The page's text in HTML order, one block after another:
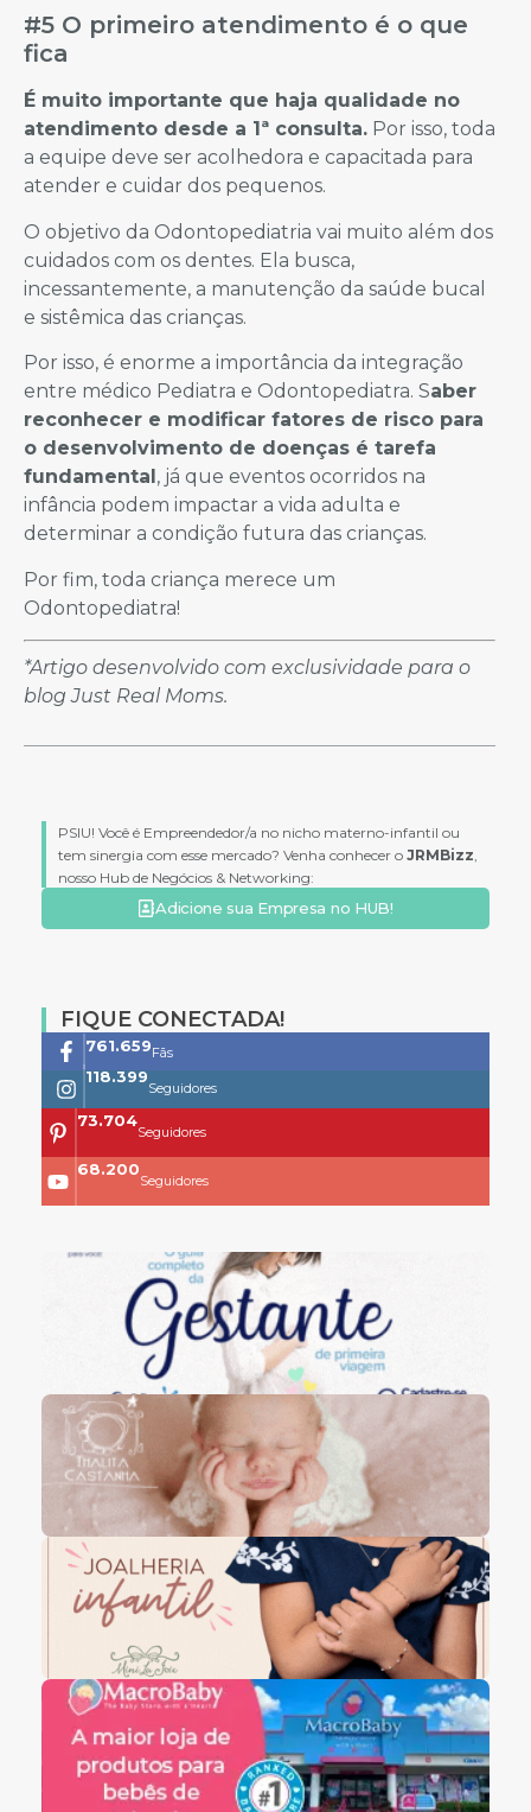
#5 O primeiro atendimento é o que
fica
É muito importante que haja qualidade no
atendimento desde a 1ª consulta. Por isso, toda
a equipe deve ser acolhedora e capacitada para
atender e cuidar dos pequenos.
O objetivo da Odontopediatria vai muito além dos
cuidados com os dentes. Ela busca,
incessantemente, a manutenção da saúde bucal
e sistêmica das crianças.
Por isso, é enorme a importância da integração
entre médico Pediatra e Odontopediatra. Saber
reconhecer e modificar fatores de risco para
o desenvolvimento de doenças é tarefa
fundamental , já que eventos ocorridos na
infância podem impactar a vida adulta e
determinar a condição futura das crianças.
Por fim, toda criança merece um
Odontopediatra!
*Artigo desenvolvido com exclusividade para o
blog Just Real Moms.
PSIU! Você é Empreendedor/a no nicho materno-infantil ou
tem sinergia com esse mercado? Venha conhecer o JRMBizz,
nosso Hub de Negócios & Networking:
Adicione sua Empresa no HUB!
FIQUE CONECTADA!
761.659Fãs
118.399
Seguidores
73.704
Seguidores
68.200
Seguidores